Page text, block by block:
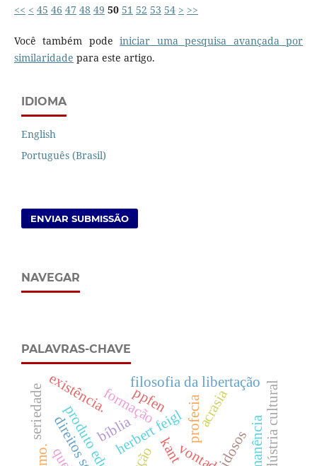
<< < 45 46 47 48 49 50 51 52 53 54 > >>
Você também podeiniciar uma pesquisa avançada por
similaridade para este artigo.
IDIOMA
English
Português (Brasil)
ENVIAR SUBMISSÃO
NAVEGAR
PALAVRAS-CHAVE
kant
herbert feigl
bíblia profeciaacrasia
formação indústria cultural
idosos
filosofia da libertação
existência.
imanência
seriedade ppfen